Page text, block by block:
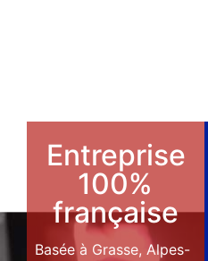
Entreprise
100%
française
Basée à Grasse, Alpes-